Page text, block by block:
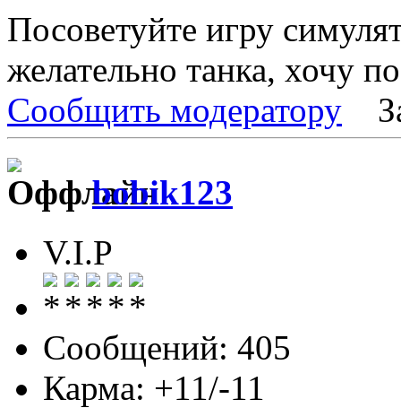
Посоветуйте игру
желательно танка, хочу
Сообщить модератору
bobik123
V.I.P
Сообщений: 405
Карма: +11/-11